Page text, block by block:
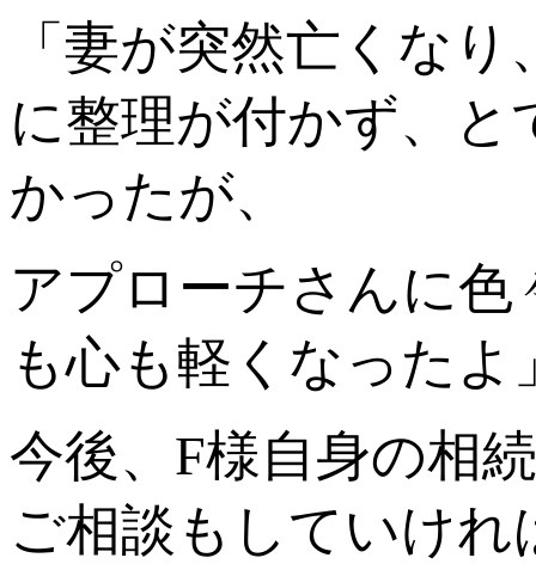
「妻が突然亡くな
に整理が付かず、
かったが、
アプローチさんに
も心も軽くなった
今後、F様自身の相
ご相談もしていけ